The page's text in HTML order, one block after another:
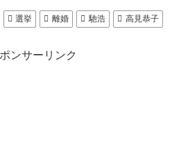
選挙 離婚 馳浩 高見恭子
ンサーリンク